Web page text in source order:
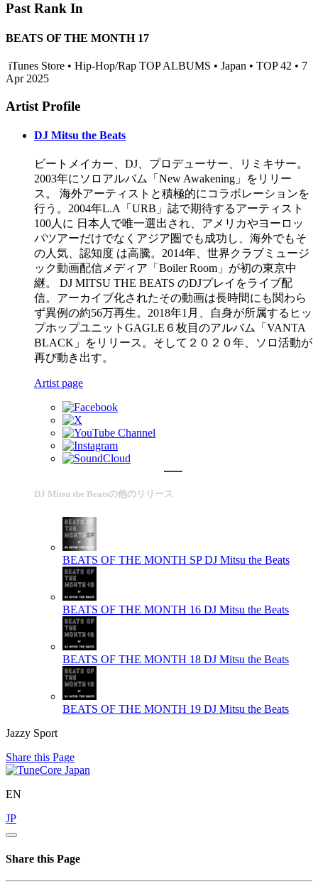
Past Rank In
BEATS OF THE MONTH 17
iTunes Store • Hip-Hop/Rap TOP ALBUMS • Japan • TOP 42 • 7
Apr 2025
Artist Profile
DJ Mitsu the Beats
ビートメイカー、DJ、プロデューサー、リミキサー。
2003年にソロアルバム「New Awakening」をリリー
ス。 海外アーティストと積極的にコラボレーションを
行う。2004年L.A「URB」誌で期待するアーティスト
100人に 日本人で唯一選出され、アメリカやヨーロッ
パツアーだけでなくアジア圏でも成功し、海外でもそ
の人気、認知度 は高騰。2014年、世界クラブミュージ
ック動画配信メディア「Boiler Room」が初の東京中
継。 DJ MITSU THE BEATS のDJプレイをライブ配
信。アーカイブ化されたその動画は長時間にも関わら
ず異例の約56万再生。2018年1月、自身が所属するヒッ
プホップユニットGAGLE６枚目のアルバム「VANTA
BLACK」をリリース。そして２０２０年、ソロ活動が
再び動き出す。
Artist page
DJ Mitsu the Beatsの他のリリース
BEATS OF THE MONTH SP DJ Mitsu the Beats
BEATS OF THE MONTH 16 DJ Mitsu the Beats
BEATS OF THE MONTH 18 DJ Mitsu the Beats
BEATS OF THE MONTH 19 DJ Mitsu the Beats
Jazzy Sport
Share this Page
EN
JP
Share this Page